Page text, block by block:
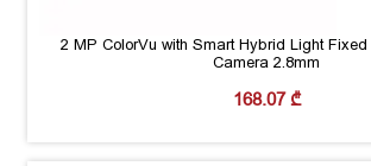
2 MP ColorVu with Smart Hybrid Light Fixed
Camera 2.8mm
168.07₾